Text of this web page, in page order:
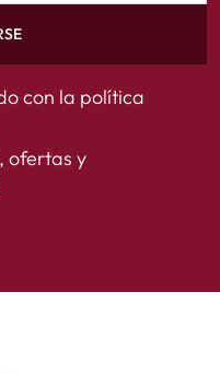
con la política
ofertas y